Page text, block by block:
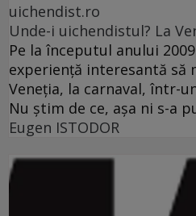
uichendist.ro
Unde-i uichendistul? La
Pe la începutul anului
experienţă interesantă să
Veneţia, la carnaval, într-
Nu ştim de ce, aşa ni s-a
Eugen ISTODOR